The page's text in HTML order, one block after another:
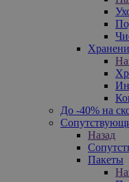
До -40% на
Назад
Пакеты